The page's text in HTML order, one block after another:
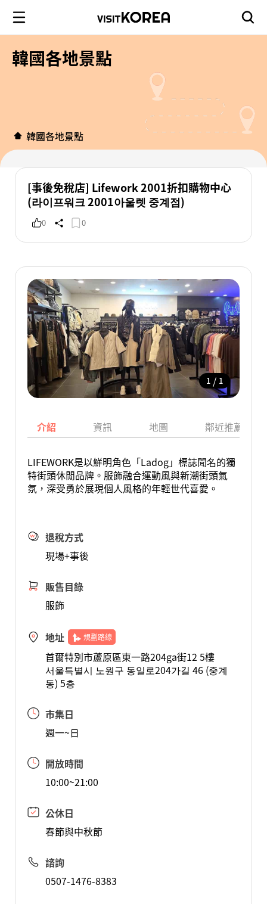
韓國各地景點
韓國各地景點
[事後免稅店] Lifework 2001折扣購物中心
(라이프워크 2001아울렛 중계점)
0 0
1 / 1
介紹 資訊 地圖 鄰近推薦景點
LIFEWORK是以鮮明角色「Ladog」標誌聞名的獨
特街頭休閒品牌。服飾融合運動風與新潮街頭氣
氛，深受勇於展現個人風格的年輕世代喜愛。
退稅方式
現場+事後
販售目錄
服飾
地址 規劃路線
首爾特別市蘆原區東一路204ga街12 5樓
서울특별시 노원구 동일로204가길 46 (중계
동) 5층
市集日
週一~日
開放時間
10:00~21:00
公休日
春節與中秋節
諮詢
0507-1476-8383